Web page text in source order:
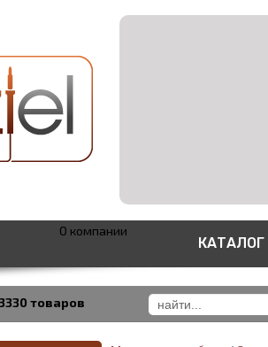
товаров
О компании
КАТАЛОГ